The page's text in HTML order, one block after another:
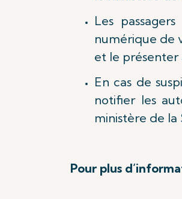
Les
numérique de
et le présenter
En cas de
notifier les
ministère de
Pour plus